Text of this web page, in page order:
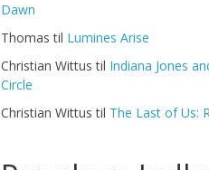
Dawn
Thomas til Lumines Arise
Christian Wittus til Indiana Jones
Circle
Christian Wittus til The Last of Us: